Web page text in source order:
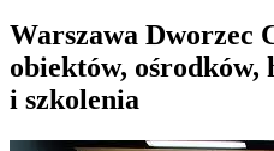
Warszawa Dworzec
obiektów, ośrodków,
i szkolenia